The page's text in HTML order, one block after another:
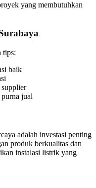
yang membutuhkan
tips:
baik
jual
adalah investasi penting
produk berkualitas dan
instalasi listrik yang